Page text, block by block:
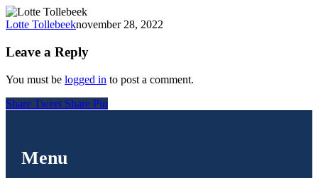
Lotte Tollebeeknovember 28, 2022
Leave a Reply
You must be logged in to post a comment.
Share Tweet Share Pin
Menu